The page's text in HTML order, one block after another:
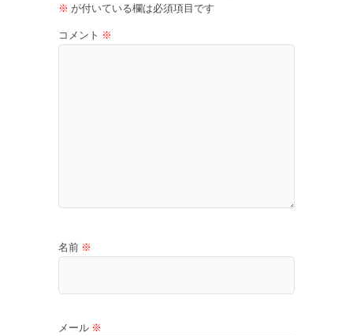
※ が付いている欄は必須項目です
コメント ※
名前 ※
メール ※